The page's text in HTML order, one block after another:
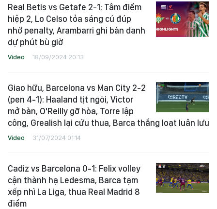
Real Betis vs Getafe 2-1: Tâm điểm
hiệp 2, Lo Celso tỏa sáng cú đúp
nhờ penalty, Arambarri ghi bàn danh
dự phút bù giờ
Video 18/09/2024 20:13
Giao hữu, Barcelona vs Man City 2-2
(pen 4-1): Haaland tịt ngòi, Victor
mở bàn, O'Reilly gỡ hòa, Torre lập
công, Grealish lại cứu thua, Barca thắng loạt luân lưu
Video 31/07/2024 01:14
Cadiz vs Barcelona 0-1: Felix volley
cận thành hạ Ledesma, Barca tạm
xếp nhì La Liga, thua Real Madrid 8
điểm